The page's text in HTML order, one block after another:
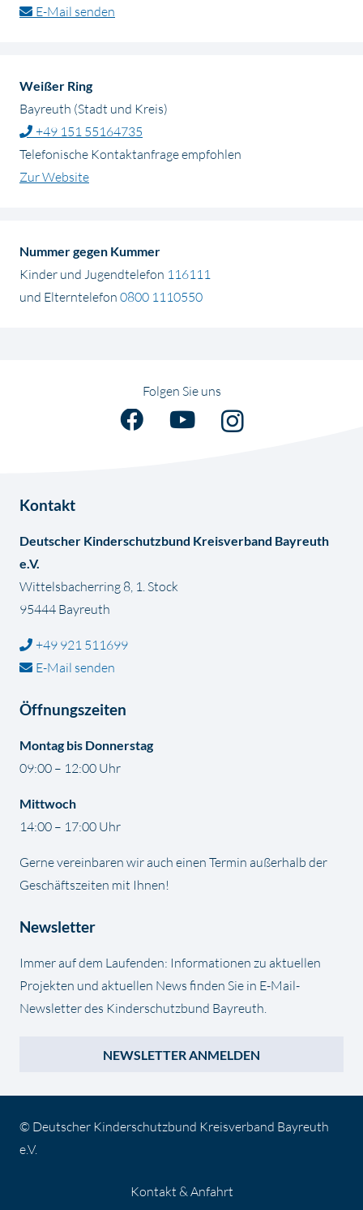
E-Mail senden
Weißer Ring
Bayreuth (Stadt und Kreis)
+49 151 55164735
Telefonische Kontaktanfrage empfohlen
Zur Website
Nummer gegen Kummer
Kinder und Jugendtelefon 116111
und Elterntelefon 0800 1110550
Folgen Sie uns
Kontakt
Deutscher Kinderschutzbund Kreisverband Bayreuth
e.V.
Wittelsbacherring 8, 1. Stock
95444 Bayreuth
+49 921 511699
E-Mail senden
Öffnungszeiten
Montag bis Donnerstag
09:00 – 12:00 Uhr
Mittwoch
14:00 – 17:00 Uhr
Gerne vereinbaren wir auch einen Termin außerhalb der
Geschäftszeiten mit Ihnen!
Newsletter
Immer auf dem Laufenden: Informationen zu aktuellen
Projekten und aktuellen News finden Sie in E-Mail-
Newsletter des Kinderschutzbund Bayreuth.
NEWSLETTER ANMELDEN
© Deutscher Kinderschutzbund Kreisverband Bayreuth
e.V.
Kontakt & Anfahrt